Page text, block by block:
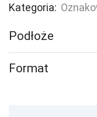
Kategoria:
Podłoże
Format